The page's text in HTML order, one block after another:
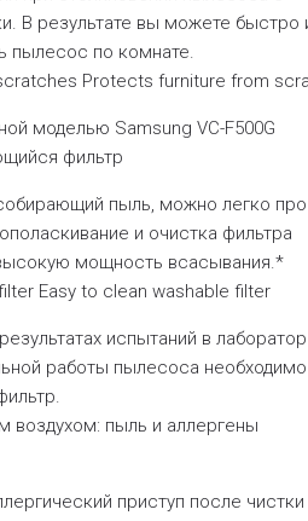
В результате вы можете быстро
пылесос по комнате.
Protects furniture from
моделью Samsung VC-F500G
фильтр
пыль, можно легко
и очистка фильтра
мощность всасывания.*
Easy to clean washable filter
испытаний в
работы пылесоса необходимо
пыль и аллергены
приступ после чистки